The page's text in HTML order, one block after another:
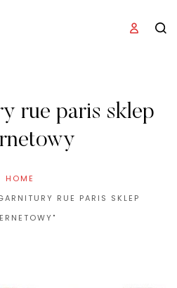
rue paris sklep
HOME
RUE PARIS SKLEP